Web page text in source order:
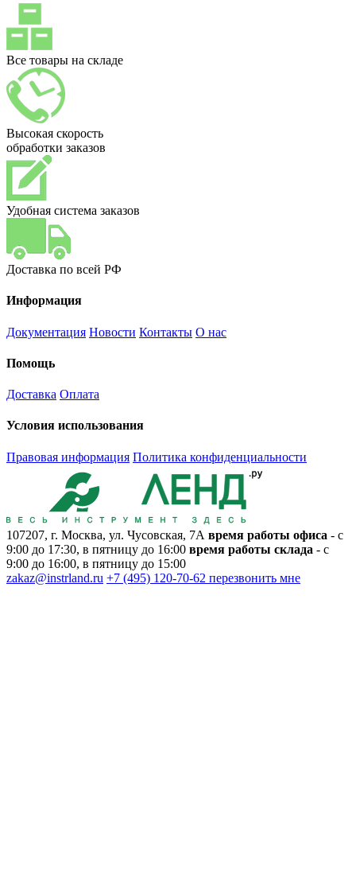
Все товары на складе
Высокая скорость
обработки заказов
Удобная система заказов
Доставка по всей РФ
Информация
Документация Новости Контакты О нас
Помощь
Доставка Оплата
Условия использования
Правовая информация Политика конфиденциальности
107207, г. Москва, ул. Чусовская, 7А время работы офиса - с
9:00 до 17:30, в пятницу до 16:00 время работы склада - с
9:00 до 16:00, в пятницу до 15:00
zakaz@instrland.ru +7 (495) 120-70-62 перезвонить мне